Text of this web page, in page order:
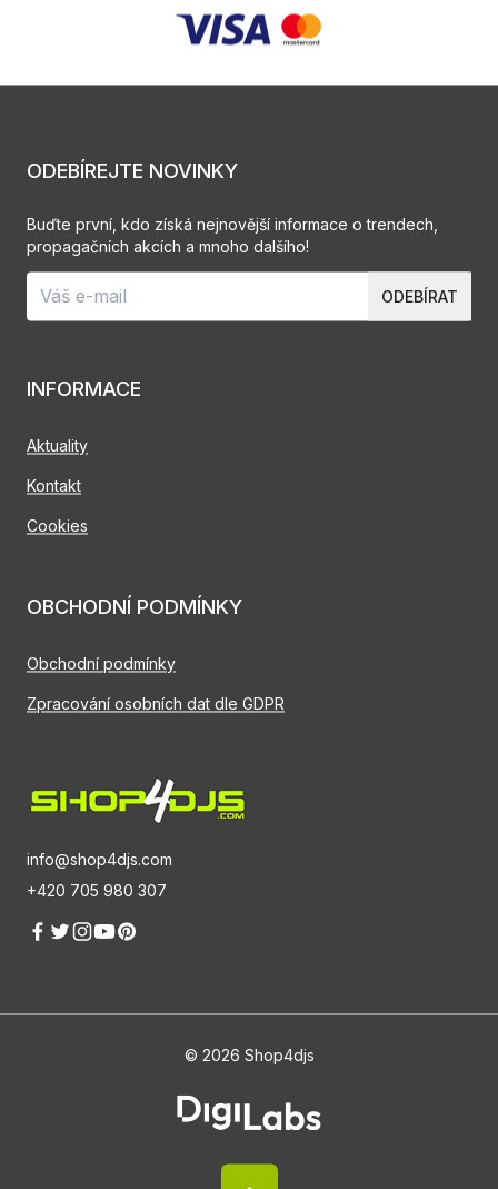
info@shop4djs.com
+420 705 980 307
INFORMACE
Aktuality
Kontakt
Cookies
OBCHODNÍ PODMÍNKY
Obchodní podmínky
Zpracování osobních dat dle GDPR
ODEBÍREJTE NOVINKY
Buďte první, kdo získá nejnovější informace o trendech,
propagačních akcích a mnoho dalšího!
ODEBÍRAT
© 2026 Shop4djs